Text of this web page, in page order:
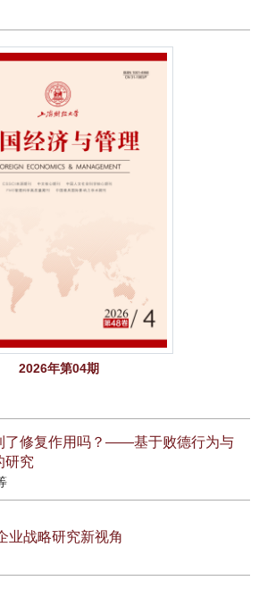
2026年第04期
了修复作用吗？——基于败德行为与
研究
业战略研究新视角